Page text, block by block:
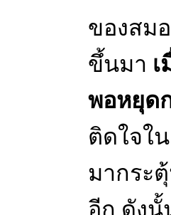
ของสม
ขึ้นมา
พอหยุด
ติดใจใ
มากระ
อีก ดังนั้